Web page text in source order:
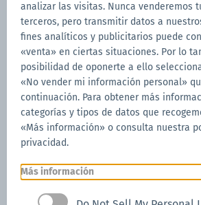
analizar las visitas. Nunca venderemos
terceros, pero transmitir datos a
fines analíticos y publicitarios puede
«venta» en ciertas situaciones. Por lo
posibilidad de oponerte a ello
«No vender mi información personal»
continuación. Para obtener más
categorías y tipos de datos que
«Más información» o consulta nuestra
privacidad.
Más información